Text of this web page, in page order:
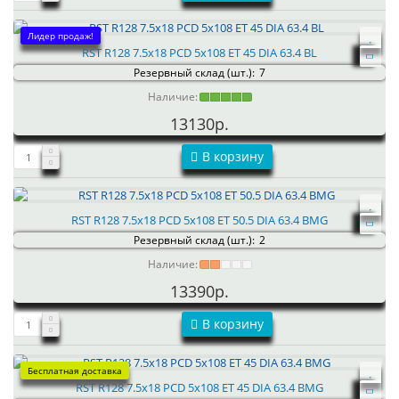
Лидер продаж!
RST R128 7.5x18 PCD 5x108 ET 45 DIA 63.4 BL
Резервный склад (шт.): 7
Наличие:
13130р.
В корзину
RST R128 7.5x18 PCD 5x108 ET 50.5 DIA 63.4 BMG
Резервный склад (шт.): 2
Наличие:
13390р.
В корзину
Бесплатная доставка
RST R128 7.5x18 PCD 5x108 ET 45 DIA 63.4 BMG